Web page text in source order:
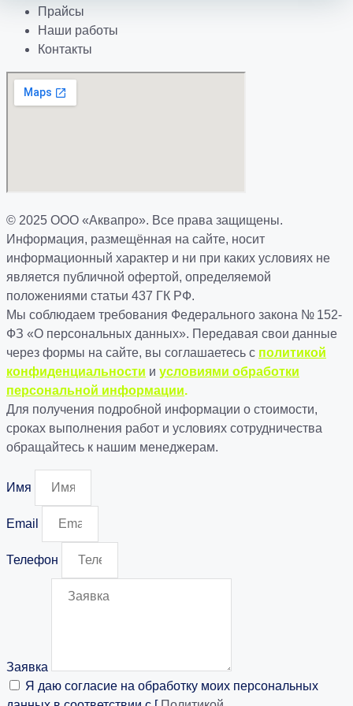
Прайсы
Наши работы
Контакты
© 2025 ООО «Аквапро». Все права защищены.
Информация, размещённая на сайте, носит
информационный характер и ни при каких условиях не
является публичной офертой, определяемой
положениями статьи 437 ГК РФ.
Мы соблюдаем требования Федерального закона № 152-
ФЗ «О персональных данных». Передавая свои данные
через формы на сайте, вы соглашаетесь с политикой
конфиденциальности и условиями обработки
персональной информации.
Для получения подробной информации о стоимости,
сроках выполнения работ и условиях сотрудничества
обращайтесь к нашим менеджерам.
Имя
Email
Телефон
Заявка
Я даю согласие на обработку моих персональных